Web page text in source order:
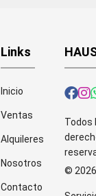
Links
Inicio
Ventas
Alquileres
Nosotros
Contacto
Todos
© 2026